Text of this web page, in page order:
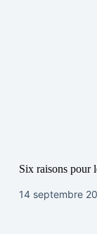
Six raisons pour
14 septembre